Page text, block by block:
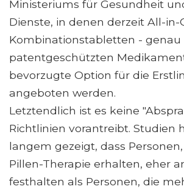
Ministeriums für Gesundheit
Dienste, in denen derzeit All-in-
Kombinationstabletten - genau
patentgeschützten
bevorzugte Option für die
angeboten werden.
Letztendlich ist es keine
Richtlinien vorantreibt. Studien
langem gezeigt, dass
Pillen-Therapie erhalten, eher
festhalten als Personen, die